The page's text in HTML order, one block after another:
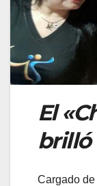
El
brilló
Cargado de